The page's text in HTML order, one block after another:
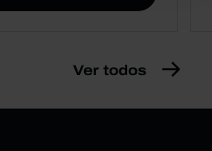
Ver todos